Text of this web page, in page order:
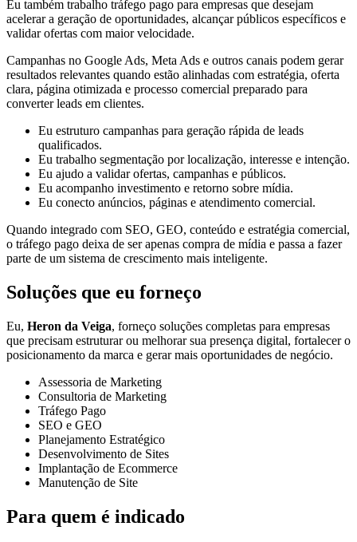
Eu também trabalho tráfego pago para empresas que desejam
acelerar a geração de oportunidades, alcançar públicos específicos e
validar ofertas com maior velocidade.
Campanhas no Google Ads, Meta Ads e outros canais podem gerar
resultados relevantes quando estão alinhadas com estratégia, oferta
clara, página otimizada e processo comercial preparado para
converter leads em clientes.
Eu estruturo campanhas para geração rápida de leads
qualificados.
Eu trabalho segmentação por localização, interesse e intenção.
Eu ajudo a validar ofertas, campanhas e públicos.
Eu acompanho investimento e retorno sobre mídia.
Eu conecto anúncios, páginas e atendimento comercial.
Quando integrado com SEO, GEO, conteúdo e estratégia comercial,
o tráfego pago deixa de ser apenas compra de mídia e passa a fazer
parte de um sistema de crescimento mais inteligente.
Soluções que eu forneço
Eu, Heron da Veiga, forneço soluções completas para empresas
que precisam estruturar ou melhorar sua presença digital, fortalecer o
posicionamento da marca e gerar mais oportunidades de negócio.
Assessoria de Marketing
Consultoria de Marketing
Tráfego Pago
SEO e GEO
Planejamento Estratégico
Desenvolvimento de Sites
Implantação de Ecommerce
Manutenção de Site
Para quem é indicado